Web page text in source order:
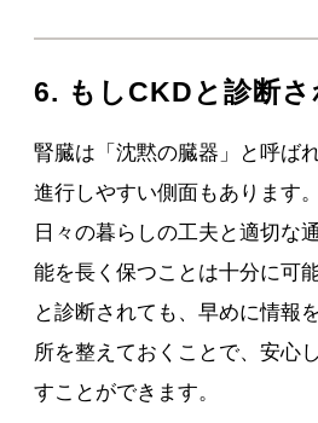
6. もしCKDと診断さ
腎臓は「沈黙の臓器」と呼ば
進行しやすい側面もあります
日々の暮らしの工夫と適切な
能を長く保つことは十分に可
と診断されても、早めに情報
所を整えておくことで、安心
すことができます。